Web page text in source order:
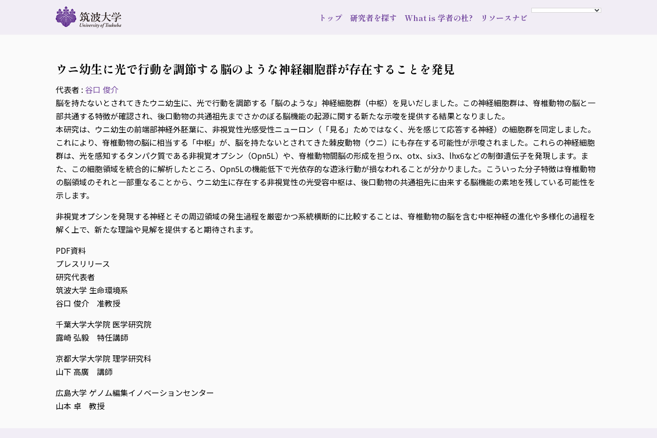
トップ 研究者を探す What is 学者の杜? リソースナビ
ウニ幼生に光で行動を調節する脳のような神経細胞群が存在することを発見
代表者 : 谷口 俊介
脳を持たないとされてきたウニ幼生に、光で行動を調節する「脳のような」神経細胞群（中枢）を見いだしました。この神経細胞群は、脊椎動物の脳と一
部共通する特徴が確認され、後口動物の共通祖先までさかのぼる脳機能の起源に関する新たな示唆を提供する結果となりました。
本研究は、ウニ幼生の前端部神経外胚葉に、非視覚性光感受性ニューロン（「見る」ためではなく、光を感じて応答する神経）の細胞群を同定しました。
これにより、脊椎動物の脳に相当する「中枢」が、脳を持たないとされてきた棘皮動物（ウニ）にも存在する可能性が示唆されました。これらの神経細胞
群は、光を感知するタンパク質である非視覚オプシン（Opn5L）や、脊椎動物間脳の形成を担うrx、otx、six3、lhx6などの制御遺伝子を発現します。ま
た、この細胞領域を統合的に解析したところ、Opn5Lの機能低下で光依存的な遊泳行動が損なわれることが分かりました。こういった分子特徴は脊椎動物
の脳領域のそれと一部重なることから、ウニ幼生に存在する非視覚性の光受容中枢は、後口動物の共通祖先に由来する脳機能の素地を残している可能性を
示します。
非視覚オプシンを発現する神経とその周辺領域の発生過程を厳密かつ系統横断的に比較することは、脊椎動物の脳を含む中枢神経の進化や多様化の過程を
解く上で、新たな理論や見解を提供すると期待されます。
PDF資料
プレスリリース
研究代表者
筑波大学 生命環境系
谷口 俊介 准教授
千葉大学大学院 医学研究院
露崎 弘毅 特任講師
京都大学大学院 理学研究科
山下 高廣 講師
広島大学 ゲノム編集イノベーションセンター
山本 卓 教授